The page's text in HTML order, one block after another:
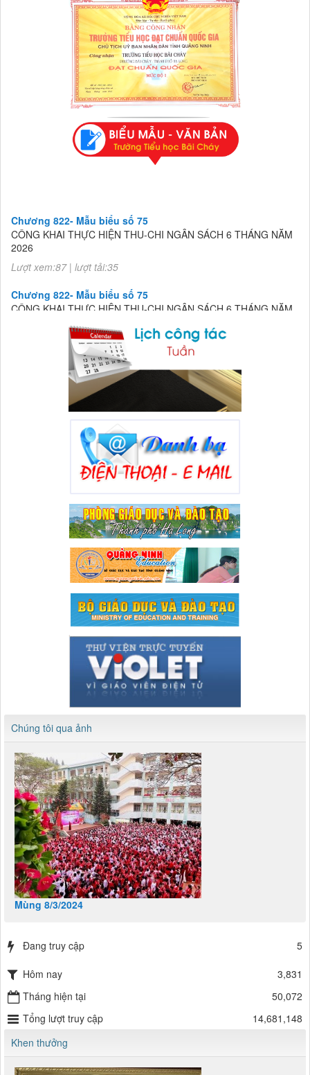
Chương 822- Mẫu biểu số 75
CÔNG KHAI THỰC HIỆN THU-CHI NGÂN SÁCH 6 THÁNG NĂM
2026
Lượt xem:87 | lượt tải:35
Chương 822- Mẫu biểu số 75
CÔNG KHAI THỰC HIỆN THU-CHI NGÂN SÁCH 6 THÁNG NĂM
Lượt xem:87 | lượt tải:35
Chúng tôi qua ảnh
Mùng 8/3/2024
Đang truy cập 5
Hôm nay
3,831
Tháng hiện tại
50,072
Tổng lượt truy cập
14,681,148
Khen thưởng